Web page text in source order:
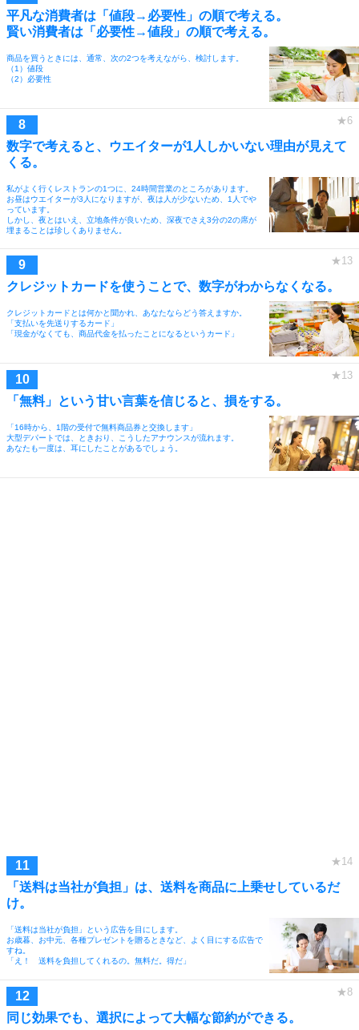
平凡な消費者は「値段→必要性」の順で考える。
賢い消費者は「必要性→値段」の順で考える。
商品を買うときには、通常、次の2つを考えながら、検討します。
（1）値段
（2）必要性
数字で考えると、ウエイターが1人しかいない理由が見えて
くる。
私がよく行くレストランの1つに、24時間営業のところがあります。
お昼はウエイターが3人になりますが、夜は人が少ないため、1人でや
っています。
しかし、夜とはいえ、立地条件が良いため、深夜でさえ3分の2の席が
埋まることは珍しくありません。
クレジットカードを使うことで、数字がわからなくなる。
クレジットカードとは何かと聞かれ、あなたならどう答えますか。
「支払いを先送りするカード」
「現金がなくても、商品代金を払ったことになるというカード」
「無料」という甘い言葉を信じると、損をする。
「16時から、1階の受付で無料商品券と交換します」
大型デパートでは、ときおり、こうしたアナウンスが流れます。
あなたも一度は、耳にしたことがあるでしょう。
「送料は当社が負担」は、送料を商品に上乗せしているだ
け。
「送料は当社が負担」という広告を目にします。
お歳暮、お中元、各種プレゼントを贈るときなど、よく目にする広告で
すね。
「え！ 送料を負担してくれるの。無料だ。得だ」
同じ効果でも、選択によって大幅な節約ができる。